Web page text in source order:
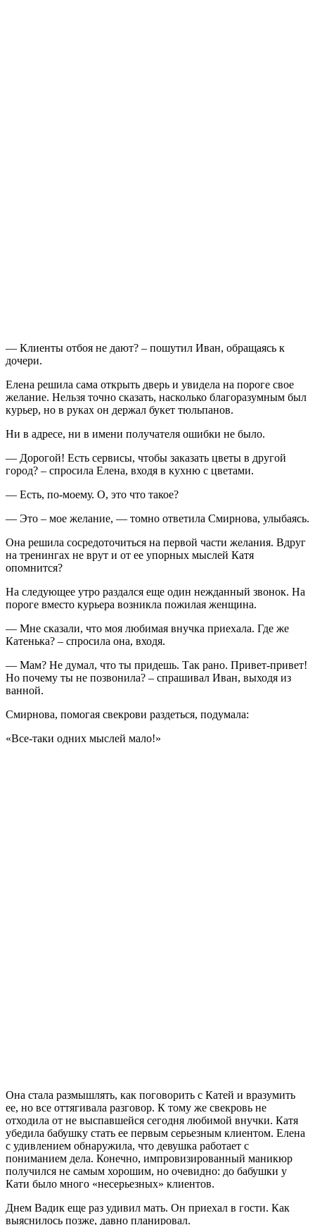
— Клиенты отбоя не дают? – пошутил Иван, обращаясь к
дочери.
Елена решила сама открыть дверь и увидела на пороге свое
желание. Нельзя точно сказать, насколько благоразумным был
курьер, но в руках он держал букет тюльпанов.
Ни в адресе, ни в имени получателя ошибки не было.
— Дорогой! Есть сервисы, чтобы заказать цветы в другой
город? – спросила Елена, входя в кухню с цветами.
— Есть, по-моему. О, это что такое?
— Это – мое желание, — томно ответила Смирнова, улыбаясь.
Она решила сосредоточиться на первой части желания. Вдруг
на тренингах не врут и от ее упорных мыслей Катя
опомнится?
На следующее утро раздался еще один нежданный звонок. На
пороге вместо курьера возникла пожилая женщина.
— Мне сказали, что моя любимая внучка приехала. Где же
Катенька? – спросила она, входя.
— Мам? Не думал, что ты придешь. Так рано. Привет-привет!
Но почему ты не позвонила? – спрашивал Иван, выходя из
ванной.
Смирнова, помогая свекрови раздеться, подумала:
«Все-таки одних мыслей мало!»
Она стала размышлять, как поговорить с Катей и вразумить
ее, но все оттягивала разговор. К тому же свекровь не
отходила от не выспавшейся сегодня любимой внучки. Катя
убедила бабушку стать ее первым серьезным клиентом. Елена
с удивлением обнаружила, что девушка работает с
пониманием дела. Конечно, импровизированный маникюр
получился не самым хорошим, но очевидно: до бабушки у
Кати было много «несерьезных» клиентов.
Днем Вадик еще раз удивил мать. Он приехал в гости. Как
выяснилось позже, давно планировал.